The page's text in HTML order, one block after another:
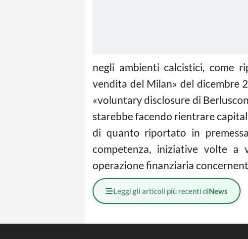
negli ambienti calcistici, come
vendita del Milan» del dicembre
«voluntary disclosure di
starebbe facendo rientrare
di quanto riportato in
competenza, iniziative volte a
operazione finanziaria
Leggi gli articoli più recenti diNews